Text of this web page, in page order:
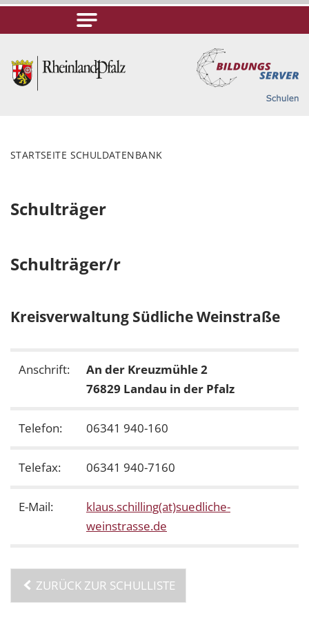
STARTSEITE SCHULDATENBANK
Schulträger
Schulträger/r
Kreisverwaltung Südliche Weinstraße
Anschrift:
An der Kreuzmühle 2
76829 Landau in der Pfalz
Telefon: 06341 940-160
Telefax: 06341 940-7160
E-Mail:
klaus.schilling(at)suedliche-
weinstrasse.de
ZURÜCK ZUR SCHULLISTE